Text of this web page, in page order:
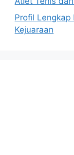
Profil Lengkap
Kejuaraan